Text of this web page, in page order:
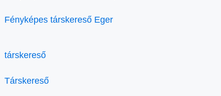
Fényképes társkereső Eger
társkereső
Társkereső